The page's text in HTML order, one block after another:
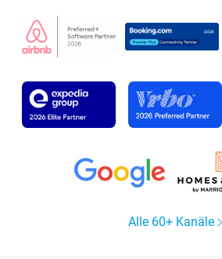
Alle 60+ Kanäle